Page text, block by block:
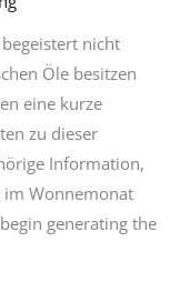
nicht
Öle besitzen
eine kurze
zu dieser
Information,
im Wonnemonat
generating the